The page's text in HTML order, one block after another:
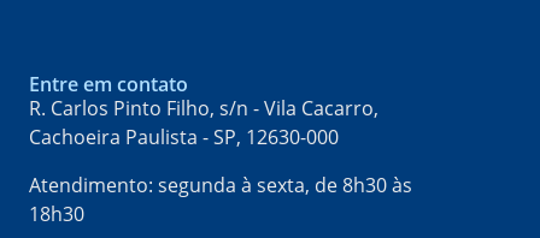
Entre em contato
R. Carlos Pinto Filho, s/n - Vila Cacarro,
Cachoeira Paulista - SP, 12630-000​
Atendimento: segunda à sexta, de 8h30 às
18h30